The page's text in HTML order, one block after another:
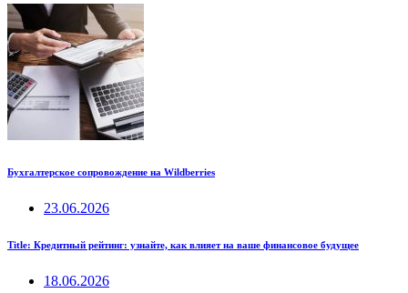
Бухгалтерское сопровождение на Wildberries
23.06.2026
Title: Кредитный рейтинг: узнайте, как влияет на ваше финансовое будущее
18.06.2026